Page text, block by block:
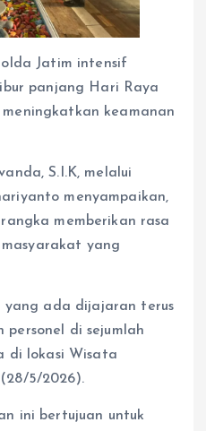
Jatim intensif
panjang Hari Raya
keamanan
S.I.K, melalui
menyampaikan,
memberikan rasa
yang
yang ada dijajaran terus
di sejumlah
di lokasi Wisata
5/2026).
ini bertujuan untuk